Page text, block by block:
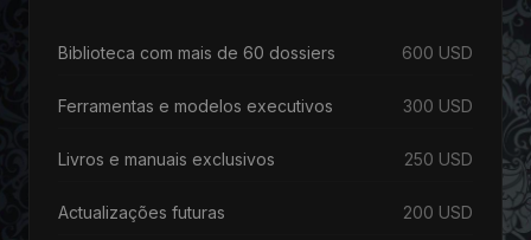
Biblioteca com mais de 60 dossiers 600 USD
Ferramentas e modelos executivos 300 USD
Livros e manuais exclusivos 250 USD
Actualizações futuras 200 USD